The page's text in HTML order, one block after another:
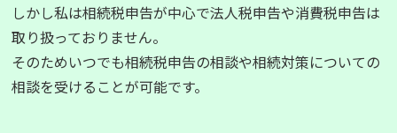
しかし私は相続税申告が中心で法人税申告や消費税申告は
取り扱っておりません。
そのためいつでも相続税申告の相談や相続対策についての
相談を受けることが可能です。